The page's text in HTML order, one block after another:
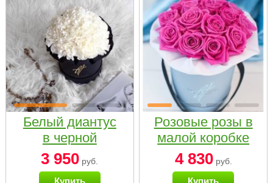
Белый диантус
в черной
коробке Small
3 950 руб.
Купить
Розовые розы в
малой коробке
4 830руб.
Купить